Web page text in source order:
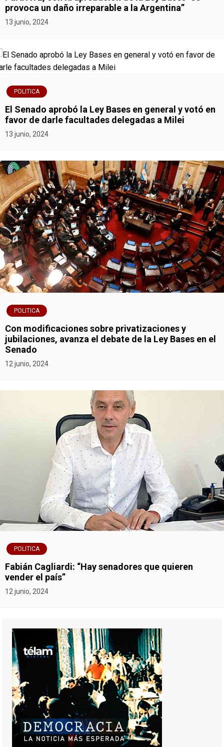
r
d
a
s
provoca un daño irreparable a la Argentina”
13 junio, 2024
POLITICA
El Senado aprobó la Ley Bases en general y votó en
favor de darle facultades delegadas a Milei
13 junio, 2024
POLITICA
Con modificaciones sobre privatizaciones y
jubilaciones, avanza el debate de la Ley Bases en el
Senado
12 junio, 2024
POLITICA
Fabián Cagliardi: “Hay senadores que quieren
vender el país”
12 junio, 2024